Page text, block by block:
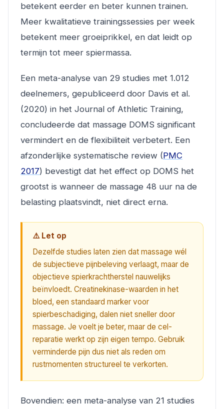
betekent eerder en beter kunnen trainen.
Meer kwalitatieve trainingssessies per week
betekent meer groeiprikkel, en dat leidt op
termijn tot meer spiermassa.
Een meta-analyse van 29 studies met 1.012
deelnemers, gepubliceerd door Davis et al.
(2020) in het Journal of Athletic Training,
concludeerde dat massage DOMS significant
vermindert en de flexibiliteit verbetert. Een
afzonderlijke systematische review (PMC
2017) bevestigt dat het effect op DOMS het
grootst is wanneer de massage 48 uur na de
belasting plaatsvindt, niet direct erna.
⚠️ Let op
Dezelfde studies laten zien dat massage wél
de subjectieve pijnbeleving verlaagt, maar de
objectieve spierkrachtherstel nauwelijks
beïnvloedt. Creatinekinase-waarden in het
bloed, een standaard marker voor
spierbeschadiging, dalen niet sneller door
massage. Je voelt je beter, maar de cel-
reparatie werkt op zijn eigen tempo. Gebruik
verminderde pijn dus niet als reden om
rustmomenten structureel te verkorten.
Bovendien: een meta-analyse van 21 studies